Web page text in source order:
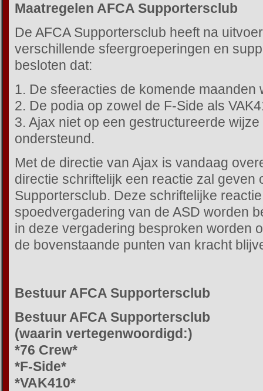
Maatregelen AFCA Supportersclub
De AFCA Supportersclub heeft na
verschillende sfeergroeperingen en
besloten dat:
1. De sfeeracties de komende maanden
2. De podia op zowel de F-Side als
3. Ajax niet op een gestructureerde
ondersteund.
Met de directie van Ajax is vandaag
directie schriftelijk een reactie zal geven
Supportersclub. Deze schriftelijke
spoedvergadering van de ASD worden
in deze vergadering besproken worden
de bovenstaande punten van kracht
Bestuur AFCA Supportersclub
Bestuur AFCA Supportersclub
(waarin vertegenwoordigd:)
*76 Crew*
*F-Side*
*VAK410*